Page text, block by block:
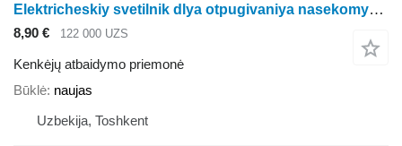
Elektricheskiy svetilnik dlya otpugivaniya nasekomyh (lovushka dlya
8,90 € 122 000 UZS
Kenkėjų atbaidymo priemonė
Būklė naujas
Uzbekija, Toshkent